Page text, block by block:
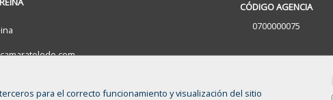
CÓDIGO AGENCIA
0700000075
para el correcto funcionamiento y visualización del sitio